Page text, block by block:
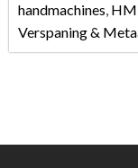
handmachines, HM
Verspaning &